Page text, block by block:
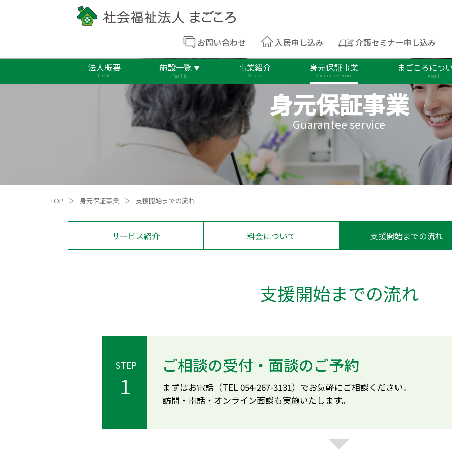
お問い合わせ 入居申し込み 介護セミナー申し込み
法人概要
Profile
施設一覧
Facility
事業紹介
Service
身元保証事業
Guarantee service
まごころにつ
About
身元保証事業
Guarantee service
TOP ＞ 身元保証事業 ＞ 支援開始までの流れ
サービス紹介 料金について 支援開始までの流れ
支援開始までの流れ
STEP
1
ご相談の受付・面談のご予約
まずはお電話（TEL 054-267-3131）でお気軽にご相談ください。
訪問・電話・オンライン面談も実施いたします。